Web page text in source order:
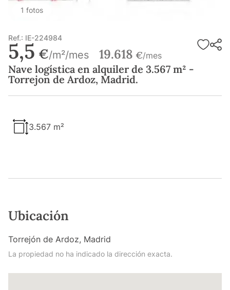
1 fotos
Ref.: IE-224984
5,5 €/m²/mes 19.618 €/mes
Nave logística en alquiler de 3.567 m² -
Torrejon de Ardoz, Madrid.
3.567 m²
Ubicación
Torrejón de Ardoz, Madrid
La propiedad no ha indicado la dirección exacta.